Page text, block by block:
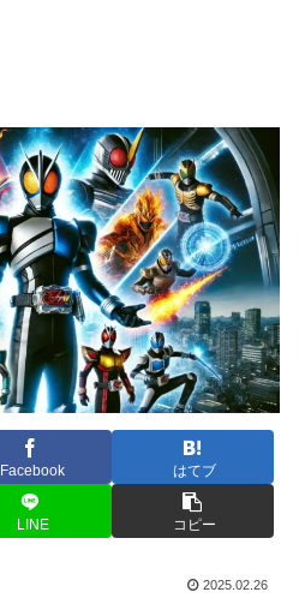
Facebook はてブ
LINE コピー
2025.02.26